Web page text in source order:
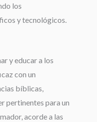
los
y tecnológicos.
y educar a los
con un
bíblicas,
pertinentes para un
acorde a las